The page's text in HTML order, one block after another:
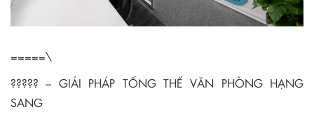
=====\
????? – GIẢI PHÁP TỔNG THỂ VĂN PHÒNG HẠNG
SANG